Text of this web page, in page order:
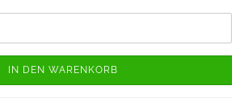
IN DEN WARENKORB